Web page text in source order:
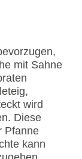
mit Sahne
wird
Diese
Pfanne
kann